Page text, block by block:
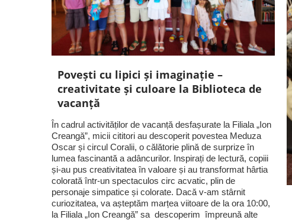
Povești cu lipici și imaginație –
creativitate și culoare la Biblioteca de
vacanță
În cadrul activităților de vacanță desfașurate la Filiala „Ion
Creangă”, micii cititori au descoperit povestea Meduza
Oscar și circul Coralii, o călătorie plină de surprize în
lumea fascinantă a adâncurilor. Inspirați de lectură, copiii
și-au pus creativitatea în valoare și au transformat hârtia
colorată într-un spectaculos circ acvatic, plin de
personaje simpatice și colorate. Dacă v-am stârnit
curiozitatea, va așteptăm marțea viitoare de la ora 10:00,
la Filiala „Ion Creangă” sa descoperim împreună alte